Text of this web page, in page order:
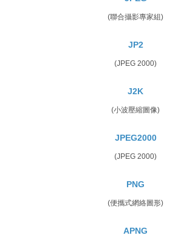
(聯合攝影專家組)
JP2
(JPEG 2000)
J2K
(小波壓縮圖像)
JPEG2000
(JPEG 2000)
PNG
(便攜式網絡圖形)
APNG